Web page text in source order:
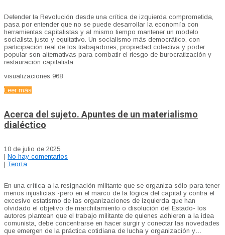
Defender la Revolución desde una crítica de izquierda comprometida,
pasa por entender que no se puede desarrollar la economía con
herramientas capitalistas y al mismo tiempo mantener un modelo
socialista justo y equitativo. Un socialismo más democrático, con
participación real de los trabajadores, propiedad colectiva y poder
popular son alternativas para combatir el riesgo de burocratización y
restauración capitalista.
visualizaciones 968
Leer más
Acerca del sujeto. Apuntes de un materialismo
dialéctico
10 de julio de 2025
| No hay comentarios
| Teoría
En una crítica a la resignación militante que se organiza sólo para tener
menos injusticias -pero en el marco de la lógica del capital y contra el
excesivo estatismo de las organizaciones de izquierda que han
olvidado el objetivo de marchitamiento o disolución del Estado- los
autores plantean que el trabajo militante de quienes adhieren a la idea
comunista, debe concentrarse en hacer surgir y conectar las novedades
que emergen de la práctica cotidiana de lucha y organización y…